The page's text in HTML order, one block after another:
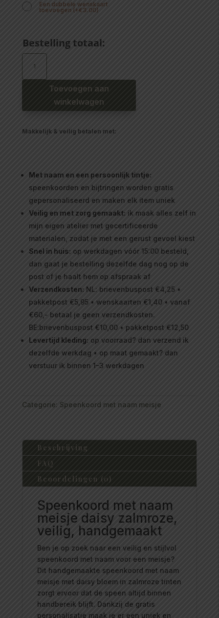
Een dubbele wenskaart
toevoegen (+€3.00)
Bestelling totaal:
Speenkoord
naam
daisy
Toevoegen aan
winkelwagen
Makkelijk & veilig betalen met:
Met naam en een persoonlijk tintje:
speenkoorden en bijtringen worden gratis
gepersonaliseerd en maken elk item uniek
Veilig en met zorg gemaakt: ik maak alles zelf in
mijn eigen atelier met gecertificeerde
materialen, zodat je met een gerust gevoel kiest
Snel in huis: op werkdagen vóór 15:00 besteld,
dan gaat je bestelling dezelfde dag nog op de
post of je haalt hem op afspraak af
Verzendkosten: NL: brievenbuspost €4,25 •
pakketpost €5,95 • wenskaarten €1,40 • vanaf
€60,- betaal je geen verzendkosten.
BE:brievenbuspost €10,00 • pakketpost €12,50
Levertijd kleding: op voorraad? dan verzend ik
dezelfde werkdag • op maat gemaakt? dan
verstuur ik binnen 1–3 werkdagen
Categorie: Speenkoord met naam meisje
Beschrijving
FAQ
Beoordelingen (0)
Speenkoord met naam
meisje daisy zalmroze,
veilig, handgemaakt
Ben je op zoek naar een veilig en stijlvol
speenkoord met naam voor een meisje?
Dit handgemaakte speenkoord met naam
meisje met daisy bloem in zalmroze tinten
zorgt ervoor dat de speen altijd binnen
handbereik blijft. Dankzij de gratis
personalisatie maak je er een uniek en